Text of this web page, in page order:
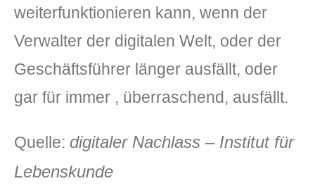
weiterfunktionieren kann, wenn der
Verwalter der digitalen Welt, oder der
Geschäftsführer länger ausfällt, oder
gar für immer , überraschend, ausfällt.
Quelle: digitaler Nachlass – Institut für
Lebenskunde